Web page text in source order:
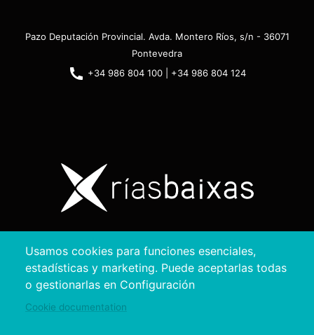
Usamos cookies para funciones esenciales,
estadísticas y marketing. Puede aceptarlas todas
o gestionarlas en Configuración
Cookie documentation
Pazo Deputación Provincial. Avda. Montero Ríos, s/n - 36071
Pontevedra
+34 986 804 100 | +34 986 804 124
Copyright © 2026. Diputación de Pontevedra.
Reservados todos los derechos
Aviso
Accesibilidad
Protección de